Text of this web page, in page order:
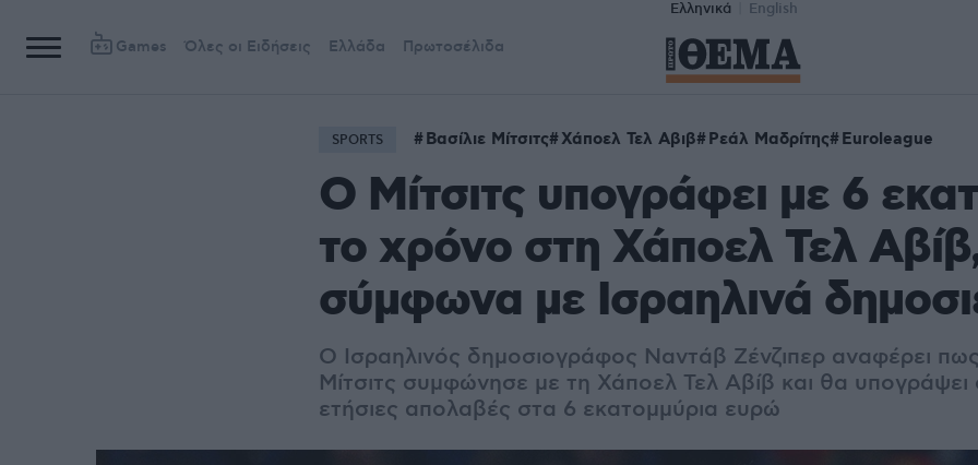
Ελληνικά English
Games Όλες οι Ειδήσεις Ελλάδα Πρωτοσέλιδα
SPORTS Βασίλιε Μίτσιτς Χάποελ Τελ Αβιβ Ρεάλ Μαδρίτης Euroleague
Ο Μίτσιτς υπογράφει με 6
το χρόνο στη Χάποελ Τελ
σύμφωνα με Ισραηλινά
Ο Ισραηλινός δημοσιογράφος Ναντάβ Ζένζιπερ αναφέρει
Μίτσιτς συμφώνησε με τη Χάποελ Τελ Αβίβ και θα υπογράψει
ετήσιες απολαβές στα 6 εκατομμύρια ευρώ